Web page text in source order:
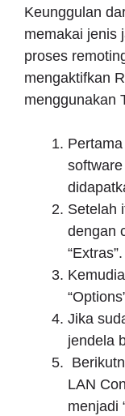
Keunggulan
memakai jenis
proses
mengaktifkan
menggunakan
Setelah
dengan
“Extras”.
Jika
jendela
LAN
menjadi